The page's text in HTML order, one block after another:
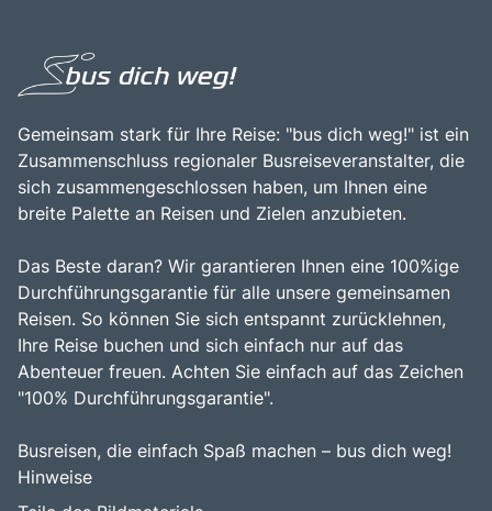
Geschichte und der Möglichkeit, die italienische und
schweizerische Kultur hautnah zu erleben, macht den
Reisende, die die Vielfalt und den Charme dieser
einzigartigen Region entdecken möchten.
Gemeinsam stark für Ihre Reise: "bus dich weg!" ist ein
Zusammenschluss regionaler Busreiseveranstalter, die
sich zusammengeschlossen haben, um Ihnen eine
breite Palette an Reisen und Zielen anzubieten.
Das Beste daran? Wir garantieren Ihnen eine 100%ige
Durchführungsgarantie für alle unsere gemeinsamen
Reisen. So können Sie sich entspannt zurücklehnen,
Ihre Reise buchen und sich einfach nur auf das
Abenteuer freuen. Achten Sie einfach auf das Zeichen
"100% Durchführungsgarantie".
Busreisen, die einfach Spaß machen – bus dich weg!
Hinweise